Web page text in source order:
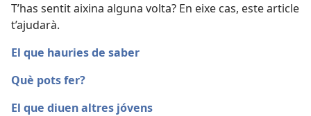
T’has sentit aixina alguna volta? En eixe cas, este article
t’ajudarà.
El que hauries de saber
Què pots fer?
El que diuen altres jóvens